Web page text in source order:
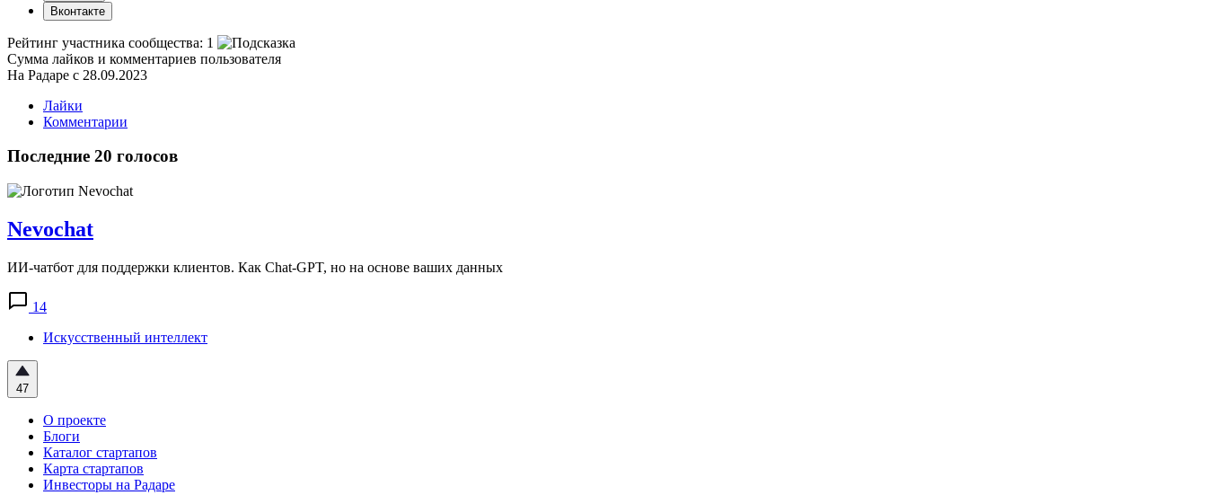
Вконтакте
Рейтинг участника сообщества: 1
Сумма лайков и комментариев пользователя
На Радаре с 28.09.2023
Лайки
Комментарии
Последние 20 голосов
Nevochat
ИИ-чатбот для поддержки клиентов. Как Сhat-GPT, но на основе ваших данных
14
Искусственный интеллект
47
О проекте
Блоги
Каталог стартапов
Карта стартапов
Инвесторы на Радаре